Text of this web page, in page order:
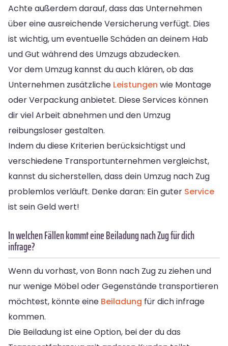
Achte außerdem darauf, dass das Unternehmen
über eine ausreichende Versicherung verfügt. Dies
ist wichtig, um eventuelle Schäden an deinem Hab
und Gut während des Umzugs abzudecken.
Vor dem Umzug kannst du auch klären, ob das
Unternehmen zusätzliche Leistungen wie Montage
oder Verpackung anbietet. Diese Services können
dir viel Arbeit abnehmen und den Umzug
reibungsloser gestalten.
Indem du diese Kriterien berücksichtigst und
verschiedene Transportunternehmen vergleichst,
kannst du sicherstellen, dass dein Umzug nach Zug
problemlos verläuft. Denke daran: Ein guter Service
ist sein Geld wert!
In welchen Fällen kommt eine Beiladung nach Zug für dich
infrage?
Wenn du vorhast, von Bonn nach Zug zu ziehen und
nur wenige Möbel oder Gegenstände transportieren
möchtest, könnte eine Beiladung für dich infrage
kommen.
Die Beiladung ist eine Option, bei der du das